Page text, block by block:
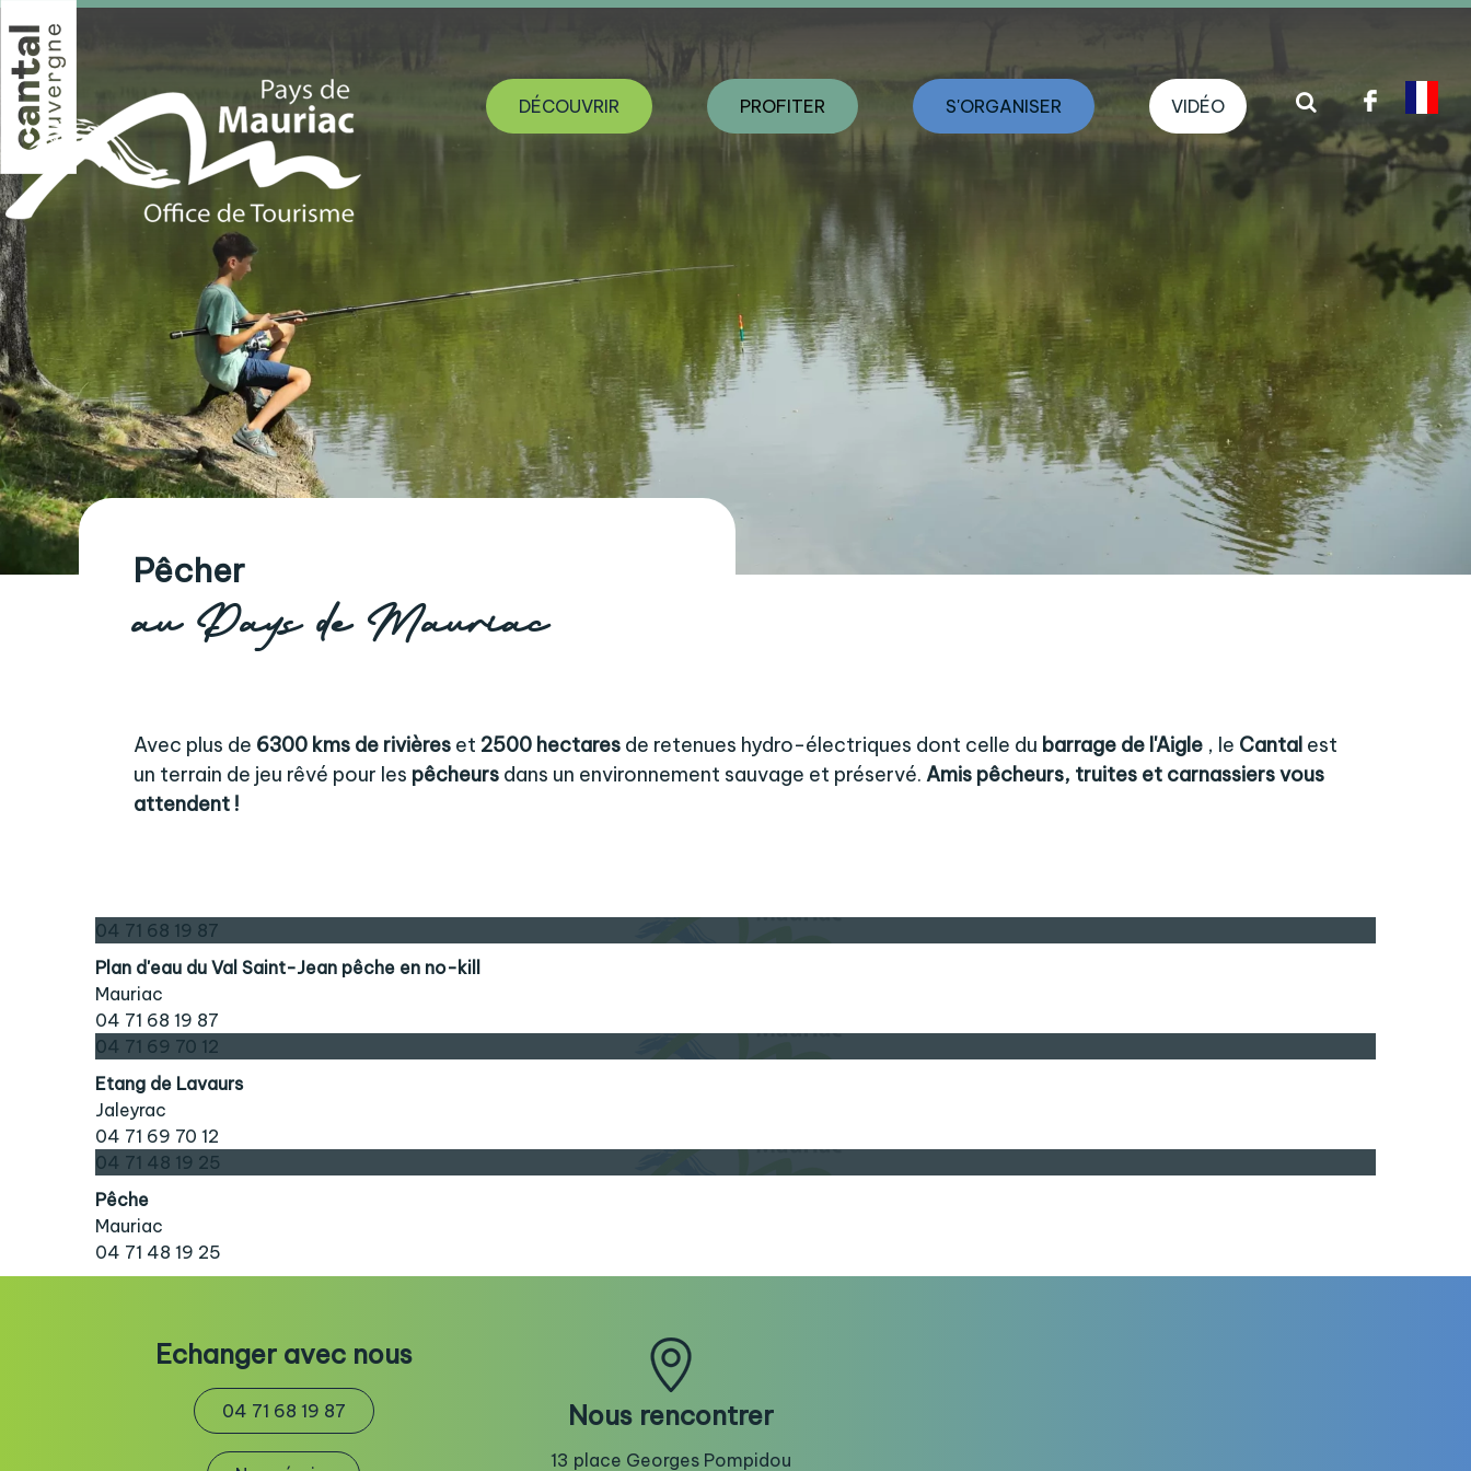
DÉCOUVRIR PROFITER S'ORGANISER VIDÉO
Pêcher
au Pays de Mauriac
Avec plus de 6300 kms de rivières et 2500 hectares de retenues hydro-électriques dont celle du barrage de l'Aigle , le Cantal est
un terrain de jeu rêvé pour les pêcheurs dans un environnement sauvage et préservé. Amis pêcheurs, truites et carnassiers vous
attendent !
04 71 68 19 87
Plan d'eau du Val Saint-Jean pêche en no-kill
Mauriac
04 71 68 19 87
04 71 69 70 12
Etang de Lavaurs
Jaleyrac
04 71 69 70 12
04 71 48 19 25
Pêche
Mauriac
04 71 48 19 25
Echanger avec nous
04 71 68 19 87 Nous rencontrer
13 place Georges Pompidou